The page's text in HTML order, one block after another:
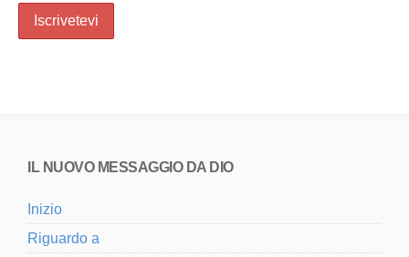
IL NUOVO MESSAGGIO DA DIO
Inizio
Riguardo a